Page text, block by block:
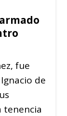
fue
de
tenencia